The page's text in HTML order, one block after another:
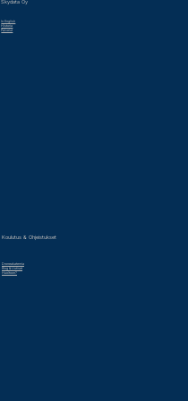
Koulutus & Ohjeistukset
Droneakatemia
Blog & Uutiset
Huoltoon?
Skydata Oy
In English
Historia
Palvelut